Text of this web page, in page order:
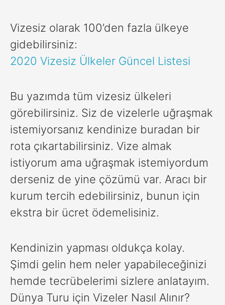
Vizesiz olarak 100’den fazla ülkeye
gidebilirsiniz:
2020 Vizesiz Ülkeler Güncel Listesi
Bu yazımda tüm vizesiz ülkeleri
görebilirsiniz. Siz de vizelerle uğraşmak
istemiyorsanız kendinize buradan bir
rota çıkartabilirsiniz. Vize almak
istiyorum ama uğraşmak istemiyordum
derseniz de yine çözümü var. Aracı bir
kurum tercih edebilirsiniz, bunun için
ekstra bir ücret ödemelisiniz.
Kendinizin yapması oldukça kolay.
Şimdi gelin hem neler yapabileceğinizi
hemde tecrübelerimi sizlere anlatayım.
Dünya Turu için Vizeler Nasıl Alınır?